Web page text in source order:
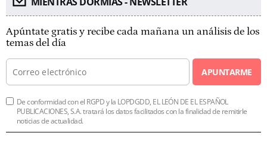
Apúntate gratis y recibe cada mañana un análisis de los
temas del día
APUNTARME
De conformidad con el RGPD y la LOPDGDD, EL LEÓN DE EL ESPAÑOL
PUBLICACIONES, S.A. tratará los datos facilitados con la finalidad de remitirle
noticias de actualidad.